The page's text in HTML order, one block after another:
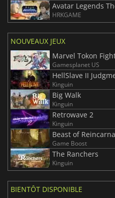
Avatar Legends
HRKGAME
NOUVEAUX JEUX
Marvel Tokon
Gamesplanet US
HellSlave II
Kinguin
Big Walk
Kinguin
Retrowave 2
Kinguin
Beast of
Game Boost
The Ranchers
Kinguin
BIENTÔT DISPONIBLE